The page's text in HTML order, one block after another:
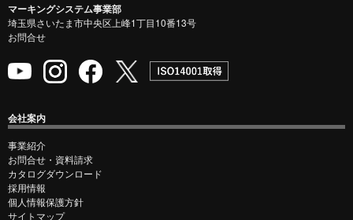
マーキングシステム事業部
埼玉県さいたま市中央区上峰1丁目10番13号
お問合せ
会社案内
事業紹介
お問合せ・資料請求
カタログダウンロード
採用情報
個人情報保護方針
サイトマップ